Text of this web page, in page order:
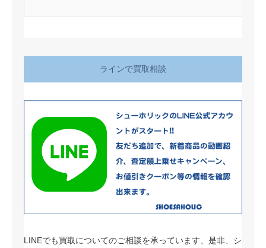
ラインで買取相談
LINEでも買取についてのご相談を承っています、是非、シ